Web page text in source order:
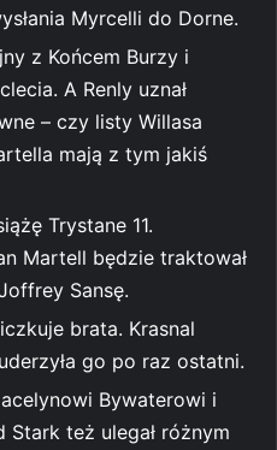
Myrcelli do Dorne.
z Końcem Burzy i
A Renly uznał
– czy listy Willasa
mają z tym jakiś
Trystane 11.
Martell będzie traktował
Sansę.
brata. Krasnal
go po raz ostatni.
Bywaterowi i
Stark też ulegał różnym